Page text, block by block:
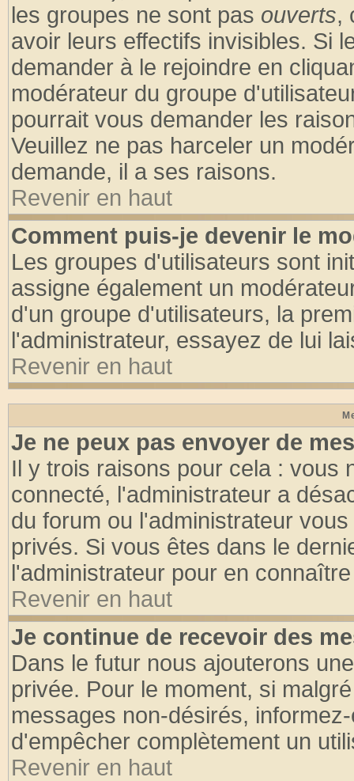
les groupes ne sont pas ouverts,
avoir leurs effectifs invisibles. Si
demander à le rejoindre en
modérateur du groupe
pourrait vous demander les
Veuillez ne pas harceler un
demande, il a ses raisons.
Revenir en haut
Comment puis-je devenir le
Les groupes d'utilisateurs sont
assigne également un
d'un groupe d'utilisateurs, la
l'administrateur, essayez de lui
Revenir en haut
Je ne peux pas envoyer de
Il y trois raisons pour cela : vous
connecté, l'administrateur a
du forum ou l'administrateur
privés. Si vous êtes dans le
l'administrateur pour en
Revenir en haut
Je continue de recevoir des
Dans le futur nous ajouterons
privée. Pour le moment, si
messages non-désirés,
d'empêcher complètement un
Revenir en haut